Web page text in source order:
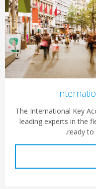
The International Key
leading experts in the
ready